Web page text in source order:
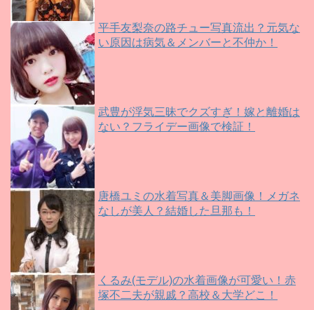
平手友梨奈の路チュー写真流出？元気な
い原因は病気＆メンバーと不仲か！
武豊が浮気三昧でクズすぎ！嫁と離婚は
ない？フライデー画像で検証！
唐橋ユミの水着写真＆美脚画像！メガネ
なしが美人？結婚した旦那も！
くるみ(モデル)の水着画像が可愛い！赤
塚不二夫が親戚？高校＆大学どこ！